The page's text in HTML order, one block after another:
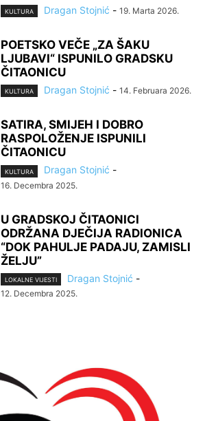
KULTURA Dragan Stojnić - 19. Marta 2026.
POETSKO VEČE „ZA ŠAKU
LJUBAVI“ ISPUNILO GRADSKU
ČITAONICU
KULTURA Dragan Stojnić - 14. Februara 2026.
SATIRA, SMIJEH I DOBRO
RASPOLOŽENJE ISPUNILI
ČITAONICU
KULTURA Dragan Stojnić -
16. Decembra 2025.
U GRADSKOJ ČITAONICI
ODRŽANA DJEČIJA RADIONICA
“DOK PAHULJE PADAJU, ZAMISLI
ŽELJU”
LOKALNE VIJESTI Dragan Stojnić -
12. Decembra 2025.